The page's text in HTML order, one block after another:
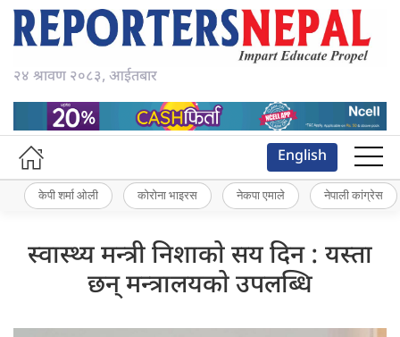
२४ श्रावण २०८३, आईतबार
English
केपी शर्मा ओली कोरोना भाइरस नेकपा एमाले नेपाली कांग्रेस
स्वास्थ्य मन्त्री निशाकाे सय दिन : यस्ता
छन् मन्त्रालयकाे उपलब्धि